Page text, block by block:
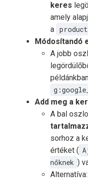
keres
amely
a
Módosítandó
A jobb
Add meg a
A bal
sorhoz a
értéket (
nőknek )